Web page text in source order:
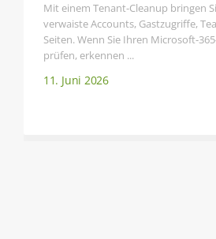
Mit einem Tenant-Cleanup bringen
verwaiste Accounts, Gastzugriffe,
Seiten. Wenn Sie Ihren Microsoft-
prüfen, erkennen ...
11. Juni 2026